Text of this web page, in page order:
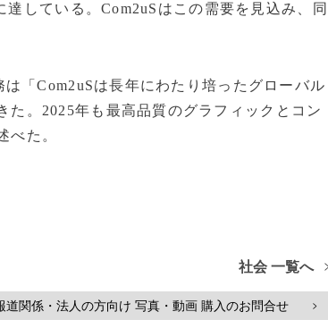
している。Com2uSはこの需要を見込み、同
「Com2uSは長年にわたり培ったグローバル
。2025年も最高品質のグラフィックとコン
べた。
社会 一覧へ
道関係・法人の方向け 写真・動画 購入のお問合せ >